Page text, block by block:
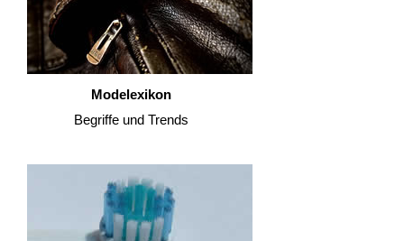
Modelexikon
Begriffe und Trends